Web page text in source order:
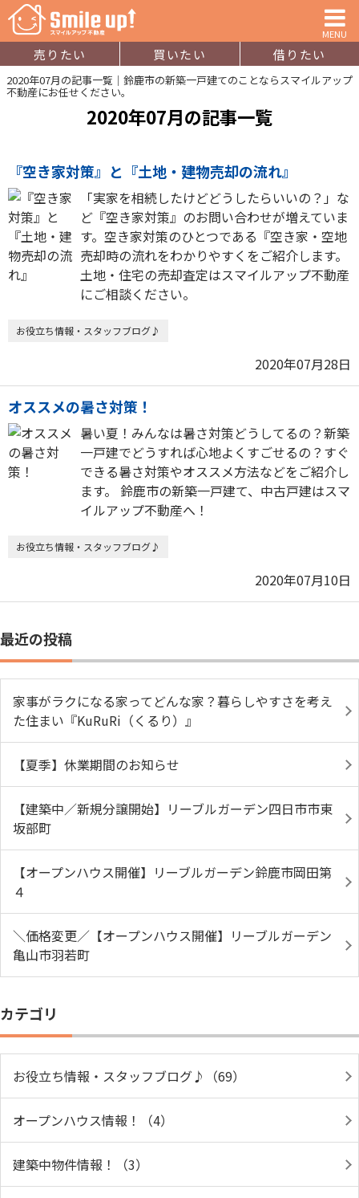
MENU
売りたい 買いたい 借りたい
2020年07月の記事一覧｜鈴鹿市の新築一戸建てのことならスマイルアップ
不動産にお任せください。
2020年07月の記事一覧
『空き家対策』と『土地・建物売却の流れ』
「実家を相続したけどどうしたらいいの？」な
ど『空き家対策』のお問い合わせが増えていま
す。空き家対策のひとつである『空き家・空地
売却時の流れをわかりやすくをご紹介します。
土地・住宅の売却査定はスマイルアップ不動産
にご相談ください。
お役立ち情報・スタッフブログ♪
2020年07月28日
オススメの暑さ対策！
暑い夏！みんなは暑さ対策どうしてるの？新築
一戸建でどうすれば心地よくすごせるの？すぐ
できる暑さ対策やオススメ方法などをご紹介し
ます。 鈴鹿市の新築一戸建て、中古戸建はスマ
イルアップ不動産へ！
お役立ち情報・スタッフブログ♪
2020年07月10日
最近の投稿
家事がラクになる家ってどんな家？暮らしやすさを考え
た住まい『KuRuRi（くるり）』
【夏季】休業期間のお知らせ
【建築中／新規分譲開始】リーブルガーデン四日市市東
坂部町
【オープンハウス開催】リーブルガーデン鈴鹿市岡田第
４
＼価格変更／【オープンハウス開催】リーブルガーデン
亀山市羽若町
カテゴリ
お役立ち情報・スタッフブログ♪（69）
オープンハウス情報！（4）
建築中物件情報！（3）